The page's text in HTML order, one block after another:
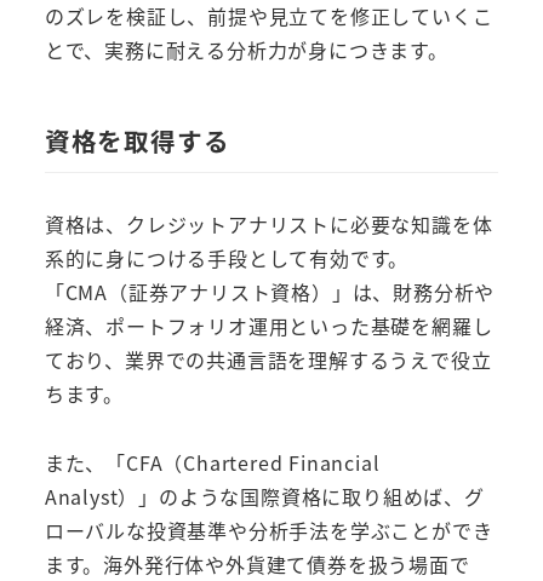
のズレを検証し、前提や見立てを修正していくこ
とで、実務に耐える分析力が身につきます。
資格を取得する
資格は、クレジットアナリストに必要な知識を体
系的に身につける手段として有効です。
「CMA（証券アナリスト資格）」は、財務分析や
経済、ポートフォリオ運用といった基礎を網羅し
ており、業界での共通言語を理解するうえで役立
ちます。
また、「CFA（Chartered Financial
Analyst）」のような国際資格に取り組めば、グ
ローバルな投資基準や分析手法を学ぶことができ
ます。海外発行体や外貨建て債券を扱う場面で